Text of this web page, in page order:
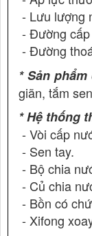
- Lưu lượng
- Đường
- Đường
* Sản
giãn, tắm
* Hệ thống
- Vòi cấp
- Sen tay.
- Bộ chia
- Củ chia
- Bồn có
- Xifong